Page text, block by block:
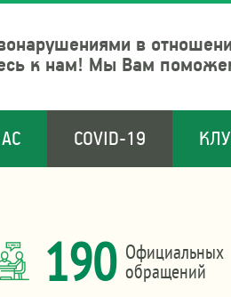
в
к нам! Мы Вам
COVID-19
190 Официальных
обращений